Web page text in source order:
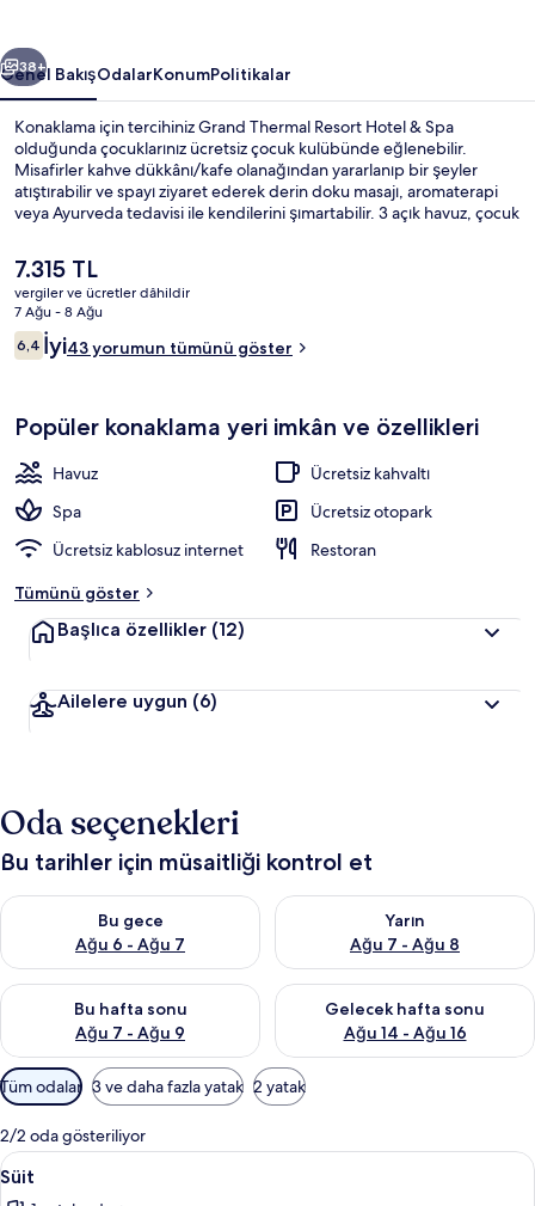
galerisi
Sonraki
38+
Genel BakışOdalarKonumPolitikalar
Konaklama için tercihiniz Grand Thermal Resort Hotel & Spa
olduğunda çocuklarınız ücretsiz çocuk kulübünde eğlenebilir.
Misafirler kahve dükkânı/kafe olanağından yararlanıp bir şeyler
atıştırabilir ve spayı ziyaret ederek derin doku masajı, aromaterapi
veya Ayurveda tedavisi ile kendilerini şımartabilir. 3 açık havuz, çocuk
Şu
anki
fiyat
7.315 TL
7.315 TL
vergiler ve ücretler dâhildir
7 Ağu - 8 Ağu
Yorumlar
6,46,4/10
İyi43 yorumun tümünü göster
Popüler konaklama yeri imkân ve özellikleri
Havuz
Ücretsiz kahvaltı
Spa
Ücretsiz otopark
Ücretsiz kablosuz internet
Restoran
Tümünü göster
Başlıca özellikler (12)
Ailelere uygun (6)
Oda seçenekleri
Bu tarihler için müsaitliği kontrol et
Bu gece
Ağu 6 - Ağu 7
Bu gece için müsaitliği kontrol et Ağu 6 - Ağu 7
Yarın
Ağu 7 - Ağu 8
Yarın için müsaitliği kontrol
Bu hafta sonu
Ağu 7 - Ağu 9
Bu hafta sonu için müsaitliği kontrol et Ağu 7 - Ağu 9
Gelecek hafta sonu
Ağu 14 - Ağu 16
Önümüzdeki hafta sonu için
Odalar
için
mevcut
filtreler
Tüm odalar 3 ve daha fazla yatak 2 yatak
2/2 oda gösteriliyor
Süit
için
Süit | Minibar, odada kasa, ücretsiz
5
Süit